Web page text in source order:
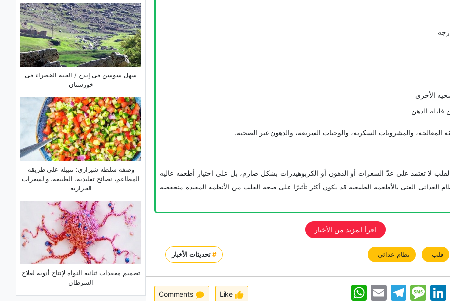
الأخرى
قلیله الدهن
المعالجه، والمشروبات السکریه، والوجبات السریعه، والدهون غیر الصحیه.
لا تعتمد على عدّ السعرات أو الدهون أو الکربوهیدرات بشکل صارم، بل على اختیار أطعمه عالیه
الغذائی الغنی بالأطعمه الطبیعیه قد یکون أکثر تأثیرًا على صحه القلب من الأنظمه المقیده منخفضه
اقرأ المزید من الأخبار
قلب نظام عذائی #تحديثات الأخبار
WhatsApp EmailTelegramMessageLinkedIn
Like
Comments
سهل سوسن فی إیذج / الجنه الخضراء فی
خوزستان
وصفه سلطه شیرازی: تتبیله على طریقه
المطاعم، نصائح تقلیدیه، الطبیعه، والسعرات
الحراریه
تصمیم معقدات ثنائیه النواه لإنتاج أدویه لعلاج
السرطان